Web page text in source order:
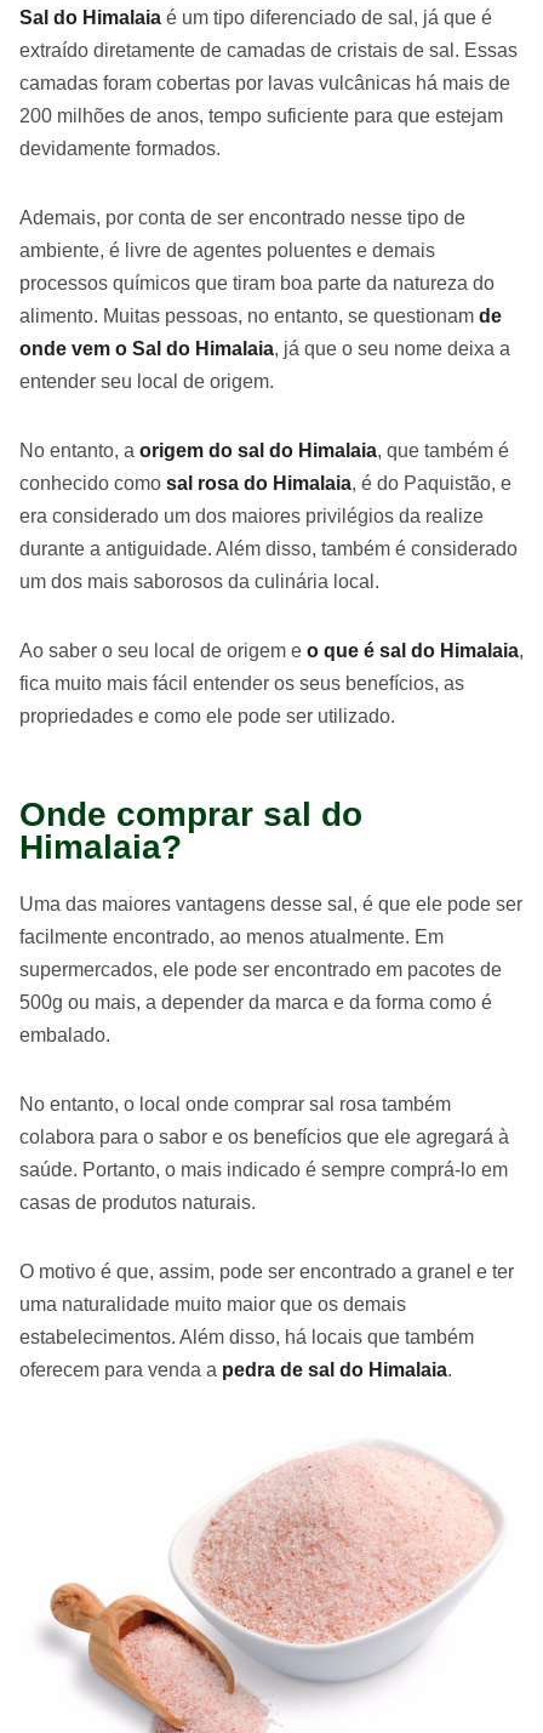
Sal do Himalaia é um tipo diferenciado de sal, já que é
extraído diretamente de camadas de cristais de sal. Essas
camadas foram cobertas por lavas vulcânicas há mais de
200 milhões de anos, tempo suficiente para que estejam
devidamente formados.
Ademais, por conta de ser encontrado nesse tipo de
ambiente, é livre de agentes poluentes e demais
processos químicos que tiram boa parte da natureza do
alimento. Muitas pessoas, no entanto, se questionam de
onde vem o Sal do Himalaia, já que o seu nome deixa a
entender seu local de origem.
No entanto, a origem do sal do Himalaia, que também é
conhecido como sal rosa do Himalaia, é do Paquistão, e
era considerado um dos maiores privilégios da realize
durante a antiguidade. Além disso, também é considerado
um dos mais saborosos da culinária local.
Ao saber o seu local de origem e o que é sal do Himalaia,
fica muito mais fácil entender os seus benefícios, as
propriedades e como ele pode ser utilizado.
Onde comprar sal do
Himalaia?
Uma das maiores vantagens desse sal, é que ele pode ser
facilmente encontrado, ao menos atualmente. Em
supermercados, ele pode ser encontrado em pacotes de
500g ou mais, a depender da marca e da forma como é
embalado.
No entanto, o local onde comprar sal rosa também
colabora para o sabor e os benefícios que ele agregará à
saúde. Portanto, o mais indicado é sempre comprá-lo em
casas de produtos naturais.
O motivo é que, assim, pode ser encontrado a granel e ter
uma naturalidade muito maior que os demais
estabelecimentos. Além disso, há locais que também
oferecem para venda a pedra de sal do Himalaia.